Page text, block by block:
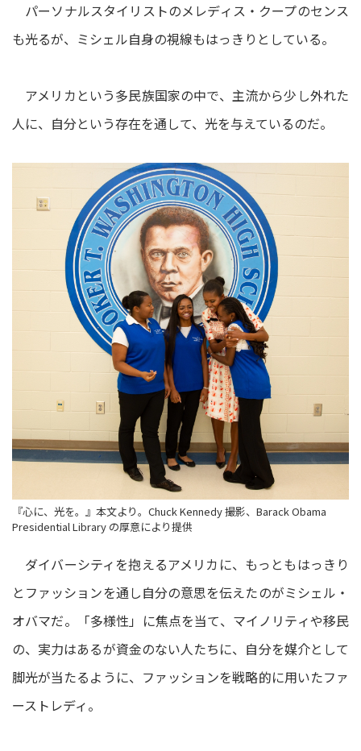
パーソナルスタイリストのメレディス・クープのセンス
も光るが、ミシェル自身の視線もはっきりとしている。
アメリカという多民族国家の中で、主流から少し外れた
人に、自分という存在を通して、光を与えているのだ。
『心に、光を。』本文より。Chuck Kennedy 撮影、Barack Obama
Presidential Library の厚意により提供
ダイバーシティを抱えるアメリカに、もっともはっきり
とファッションを通し自分の意思を伝えたのがミシェル・
オバマだ。「多様性」に焦点を当て、マイノリティや移民
の、実力はあるが資金のない人たちに、自分を媒介として
脚光が当たるように、ファッションを戦略的に用いたファ
ーストレディ。